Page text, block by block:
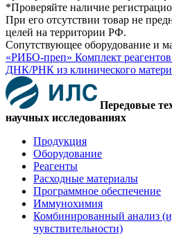
*Проверяйте наличие
При его отсутствии товар не
целей на территории РФ.
Сопутствующее оборудование и
«РИБО-преп» Комплект
ДНК/РНК из клинического
Передовые
научных исследованиях
Продукция
Оборудование
Реагенты
Расходные материалы
Программное обеспечение
Иммунохимия
Комбинированный анализ
чувствительности)